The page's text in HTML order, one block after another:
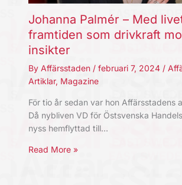
Johanna Palmér – Med
framtiden som drivkraft
insikter
By Affärsstaden / februari 7, 2024 /
Artiklar, Magazine
För tio år sedan var hon Affärsstadens
Då nybliven VD för Östsvenska
nyss hemflyttad till…
Read More »